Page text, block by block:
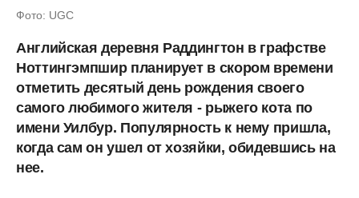
Фото: UGC
Английская деревня Раддингтон в графстве
Ноттингэмпшир планирует в скором времени
отметить десятый день рождения своего
самого любимого жителя - рыжего кота по
имени Уилбур. Популярность к нему пришла,
когда сам он ушел от хозяйки, обидевшись на
нее.